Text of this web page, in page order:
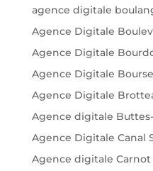
agence digitale
Agence Digitale
Agence Digitale
Agence Digitale Bourse
Agence Digitale
Agence digitale
Agence Digitale Canal
Agence digitale Carnot